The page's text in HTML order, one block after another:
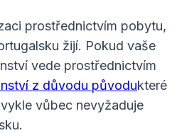
prostřednictvím pobytu,
žijí. Pokud vaše
vede prostřednictvím
z důvodu původukteré
vůbec nevyžaduje